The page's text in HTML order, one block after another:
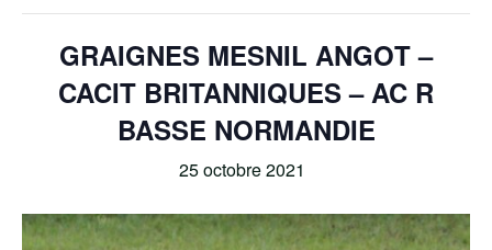
GRAIGNES MESNIL ANGOT –
CACIT BRITANNIQUES – AC R
BASSE NORMANDIE
25 octobre 2021